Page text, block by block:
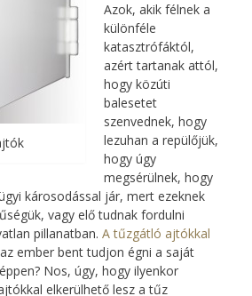
Azok, akik félnek a
különféle
katasztrófáktól,
azért tartanak attól,
hogy közúti
balesetet
szenvednek, hogy
lezuhan a repülőjük,
hogy úgy
megsérülnek, hogy
károsodással jár, mert ezeknek
vagy elő tudnak fordulni
pillanatban. A tűzgátló ajtókkal
ember bent tudjon égni a saját
Nos, úgy, hogy ilyenkor
elkerülhető lesz a tűz